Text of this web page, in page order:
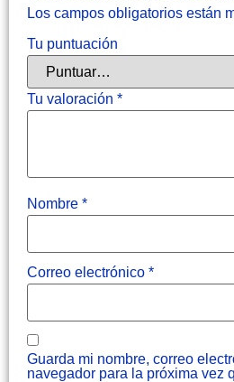
Los campos obligatorios están
Tu puntuación
Tu valoración *
Nombre *
Correo electrónico *
Guarda mi nombre, correo
navegador para la próxima vez